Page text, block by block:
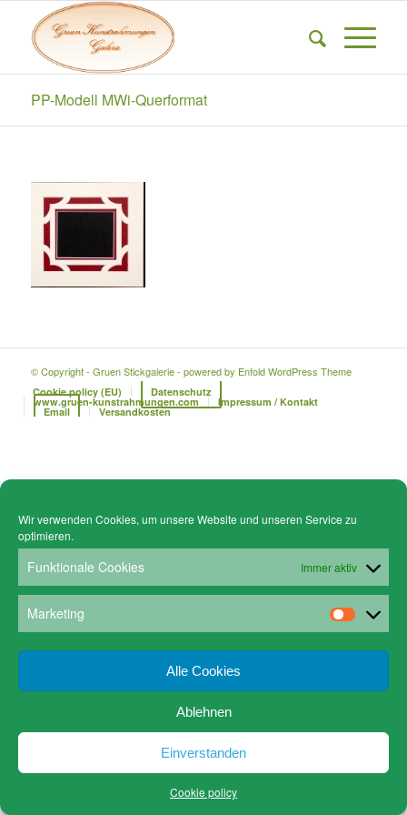
Wir verwenden Cookies, um unsere Website und unseren Service zu
optimieren.
Funktionale Cookies Immer aktiv
Marketing
Alle Cookies
Ablehnen
Einverstanden
Cookie policy
PP-Modell MWi-Querformat
© Copyright - Gruen Stickgalerie - powered by Enfold WordPress Theme
Cookie policy (EU) Datenschutz
www.gruen-kunstrahmungen.com Impressum / Kontakt
Email Versandkosten